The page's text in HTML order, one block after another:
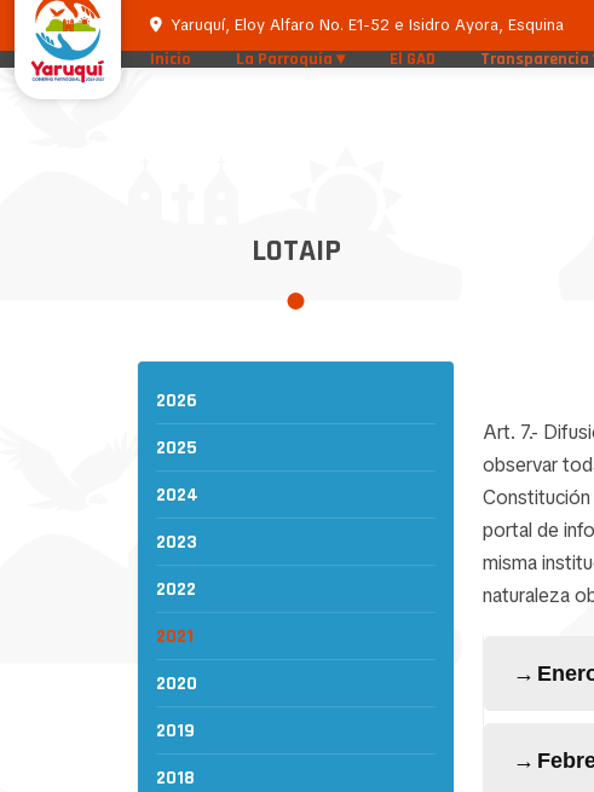
Yaruquí, Eloy Alfaro No. E1-52 e Isidro Ayora, Esquina
Inicio La Parroquia El GAD Transparencia
LOTAIP
2026
2025
2024
2023
2022
2021
2020
2019
2018
Art. 7.-
observar
Constitución
portal de
misma
naturaleza